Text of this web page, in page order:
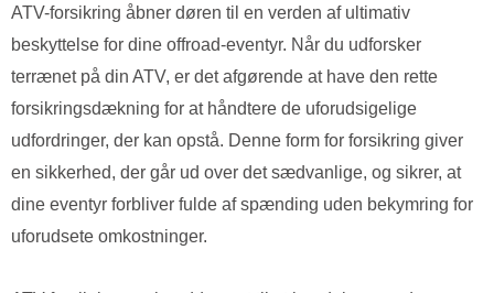
ATV-forsikring åbner døren til en verden af ultimativ
beskyttelse for dine offroad-eventyr. Når du udforsker
terrænet på din ATV, er det afgørende at have den rette
forsikringsdækning for at håndtere de uforudsigelige
udfordringer, der kan opstå. Denne form for forsikring giver
en sikkerhed, der går ud over det sædvanlige, og sikrer, at
dine eventyr forbliver fulde af spænding uden bekymring for
uforudsete omkostninger.